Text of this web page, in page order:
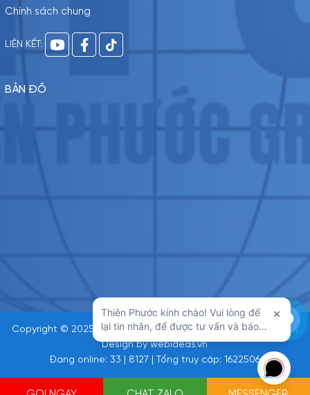
Chính sách chung
LIÊN KẾT:
BẢN ĐỒ
Copyright © 2025 by XĂNG NHẬT - XĂNG THƠM THIÊN PHƯỚC .
Design bywebideas.vn
Đang online: 33 | 8127 | Tổng truy cập: 1622506